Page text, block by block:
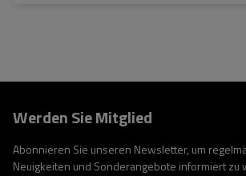
Werden Sie Mitglied
Abonnieren Sie unseren Newsletter, um
Neuigkeiten und Sonderangebote informiert zu